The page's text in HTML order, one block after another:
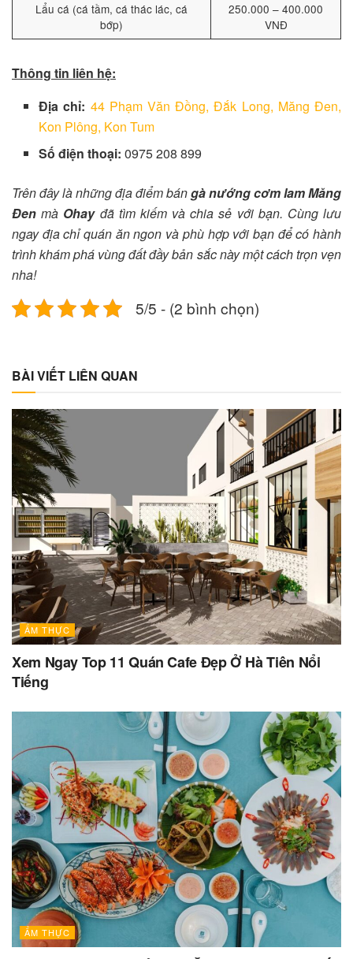
Lẩu cá (cá tầm, cá thác lác, cá
bớp)
250.000 – 400.000
VNĐ
Thông tin liên hệ:
Địa chỉ: 44 Phạm Văn Đồng, Đắk Long, Măng Đen,
Kon Plông, Kon Tum
Số điện thoại:0975 208 899
Trên đây là những địa điểm bángà nướng cơm lam Măng
Đen mà Ohayđã tìm kiếm và chia sẻ với bạn. Cùng lưu
ngay địa chỉ quán ăn ngon và phù hợp với bạn để có hành
trình khám phá vùng đất đầy bản sắc này một cách trọn vẹn
nha!
5/5 - (2 bình chọn)
BÀI VIẾT LIÊN QUAN
ẨM THỰC
Xem Ngay Top 11 Quán Cafe Đẹp Ở Hà Tiên Nổi
Tiếng
ẨM THỰC